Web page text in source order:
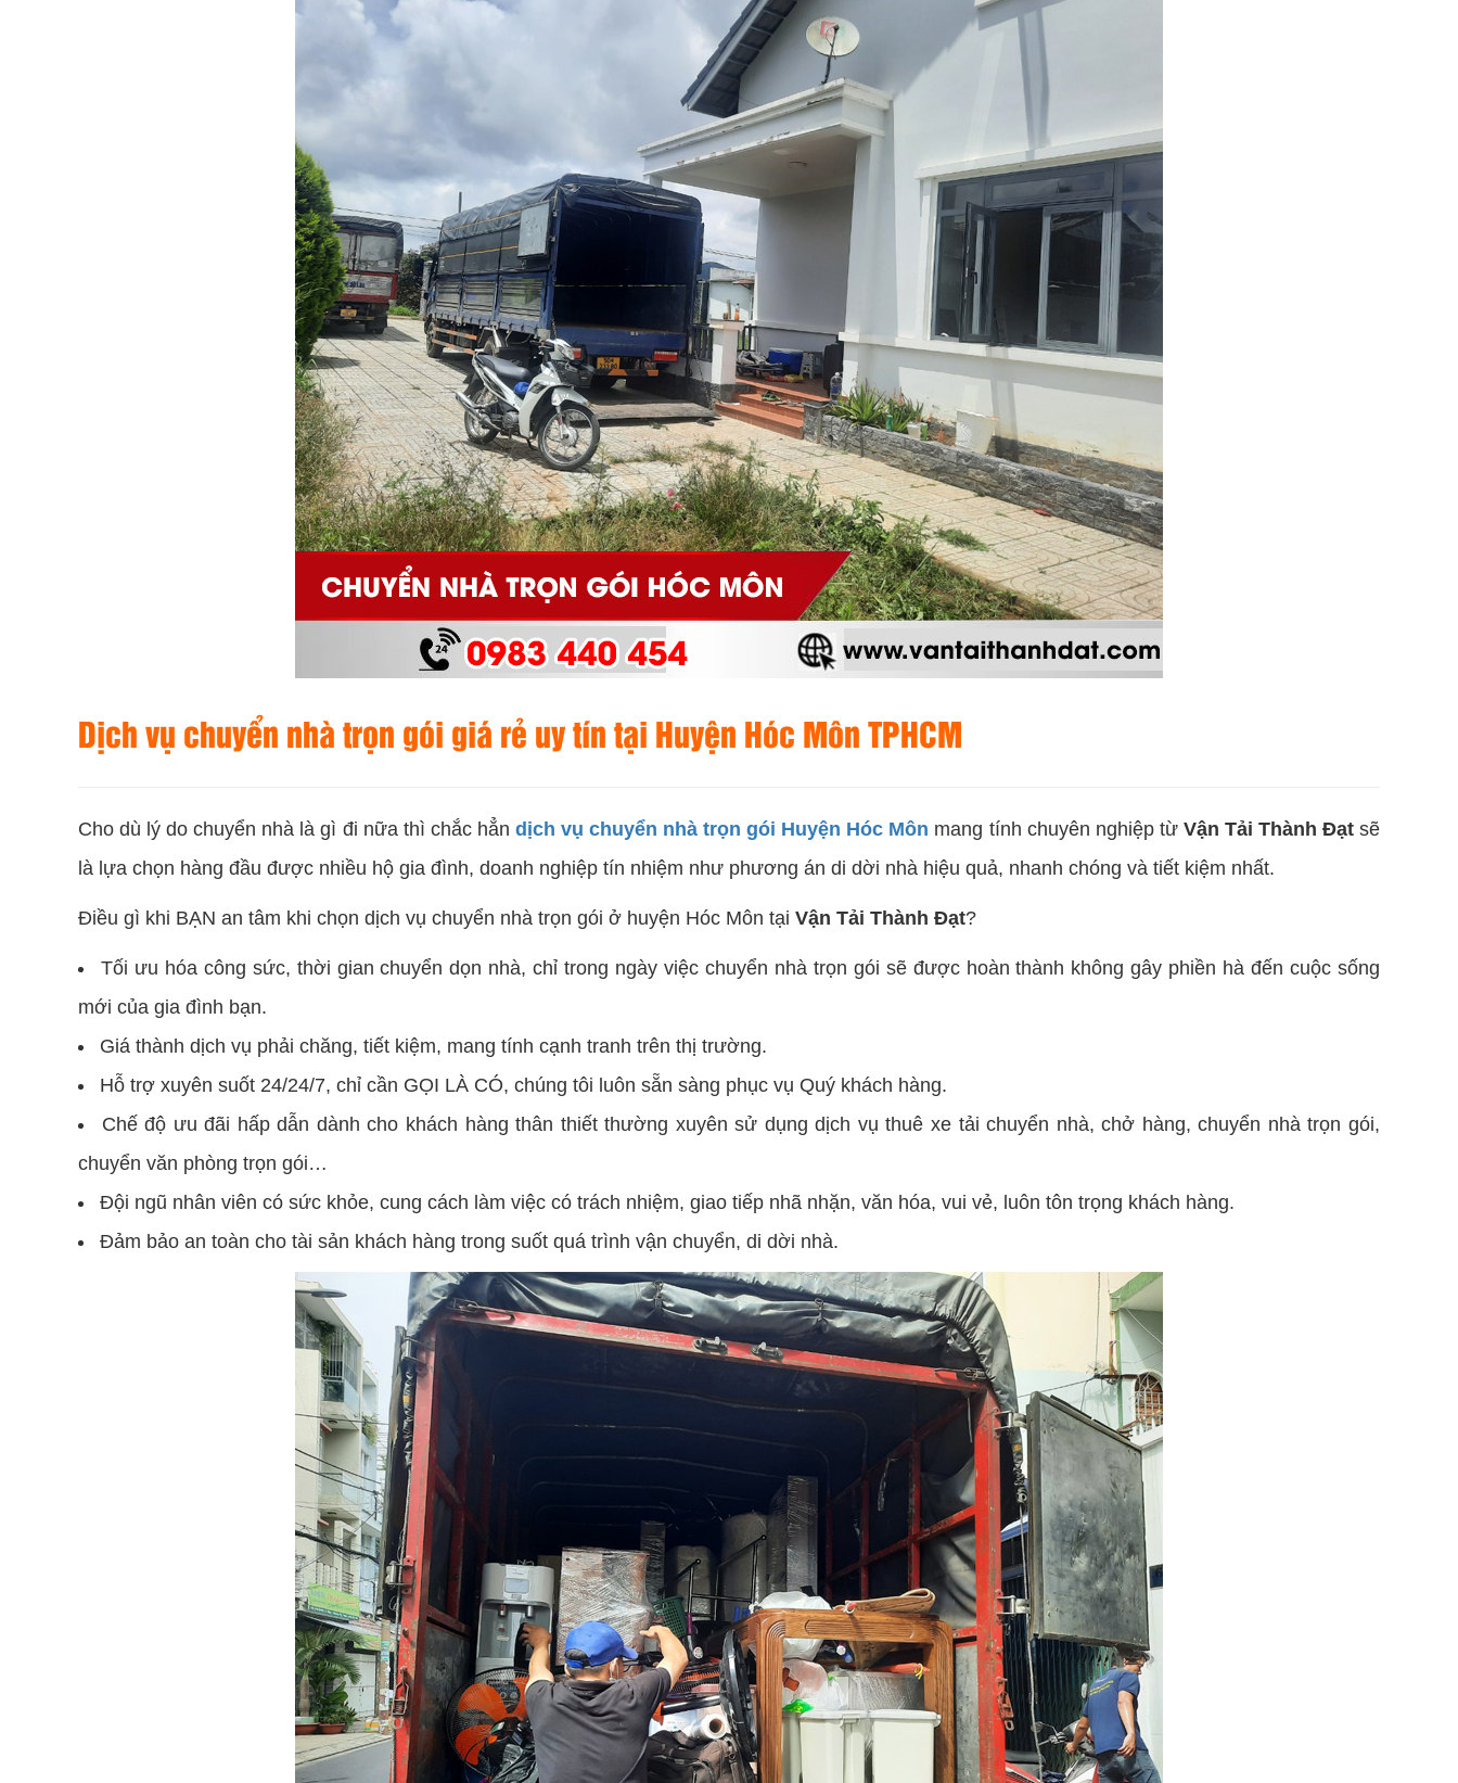
Dịch vụ chuyển nhà trọn gói giá rẻ uy tín tại Huyện Hóc Môn TPHCM
Cho dù lý do chuyển nhà là gì đi nữa thì chắc hẳn dịch vụ chuyển nhà trọn gói Huyện Hóc Môn mang tính chuyên nghiệp từ Vận Tải Thành Đạtsẽ
là lựa chọn hàng đầu được nhiều hộ gia đình, doanh nghiệp tín nhiệm như phương án di dời nhà hiệu quả, nhanh chóng và tiết kiệm nhất.
Điều gì khi BẠN an tâm khi chọn dịch vụ chuyển nhà trọn gói ở huyện Hóc Môn tại Vận Tải Thành Đạt?
Tối ưu hóa công sức, thời gian chuyển dọn nhà, chỉ trong ngày việc chuyển nhà trọn gói sẽ được hoàn thành không gây phiền hà đến cuộc sống
mới của gia đình bạn.
Giá thành dịch vụ phải chăng, tiết kiệm, mang tính cạnh tranh trên thị trường.
Hỗ trợ xuyên suốt 24/24/7, chỉ cần GỌI LÀ CÓ, chúng tôi luôn sẵn sàng phục vụ Quý khách hàng.
Chế độ ưu đãi hấp dẫn dành cho khách hàng thân thiết thường xuyên sử dụng dịch vụ thuê xe tải chuyển nhà, chở hàng, chuyển nhà trọn gói,
chuyển văn phòng trọn gói…
Đội ngũ nhân viên có sức khỏe, cung cách làm việc có trách nhiệm, giao tiếp nhã nhặn, văn hóa, vui vẻ, luôn tôn trọng khách hàng.
Đảm bảo an toàn cho tài sản khách hàng trong suốt quá trình vận chuyển, di dời nhà.